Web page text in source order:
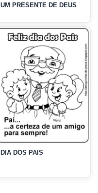
UM PRESENTE DE DEUS
DIA DOS PAIS